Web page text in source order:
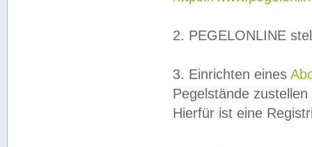
2. PEGELONLINE
3. Einrichten eines
Pegelstände
Hierfür ist eine